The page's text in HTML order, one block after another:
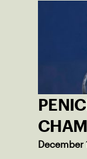
December